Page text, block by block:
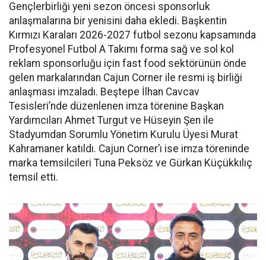
Gençlerbirliği yeni sezon öncesi sponsorluk
anlaşmalarına bir yenisini daha ekledi. Başkentin
Kırmızı Karaları 2026-2027 futbol sezonu kapsamında
Profesyonel Futbol A Takımı forma sağ ve sol kol
reklam sponsorluğu için fast food sektörünün önde
gelen markalarından Cajun Corner ile resmi iş birliği
anlaşması imzaladı. Beştepe İlhan Cavcav
Tesisleri’nde düzenlenen imza törenine Başkan
Yardımcıları Ahmet Turgut ve Hüseyin Şen ile
Stadyumdan Sorumlu Yönetim Kurulu Üyesi Murat
Kahramaner katıldı. Cajun Corner’ı ise imza töreninde
marka temsilcileri Tuna Peksöz ve Gürkan Küçükkılıç
temsil etti.